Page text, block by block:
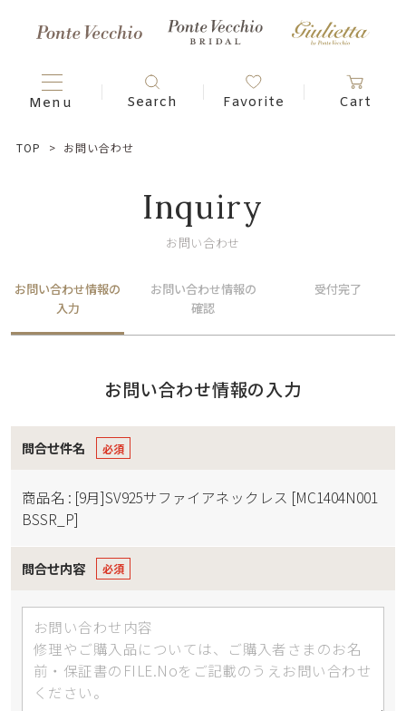
TOP お問い合わせ
Inquiry
お問い合わせ
お問い合わせ情報の
入力
お問い合わせ情報の
確認
受付完了
お問い合わせ情報の入力
問合せ件名
商品名 : [9月]SV925サファイアネックレス [MC1404N001
BSSR_P]
問合せ内容